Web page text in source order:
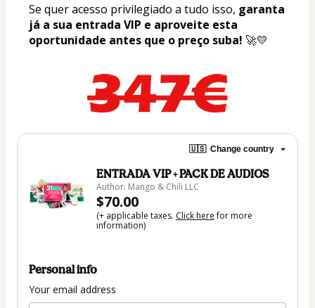
Se quer acesso privilegiado a tudo isso, garanta
já a sua entrada VIP e aproveite esta
oportunidade antes que o preço suba! 🚀💛
🇺🇸 Change country
ENTRADA VIP + PACK DE AUDIOS
Author: Mango & Chili LLC
$70.00
(+ applicable taxes. Click herefor more
information)
Personal info
Your email address